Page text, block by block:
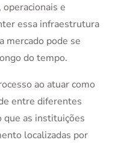
e
essa infraestrutura
mercado pode se
do tempo.
ao atuar como
entre diferentes
as instituições
localizadas por